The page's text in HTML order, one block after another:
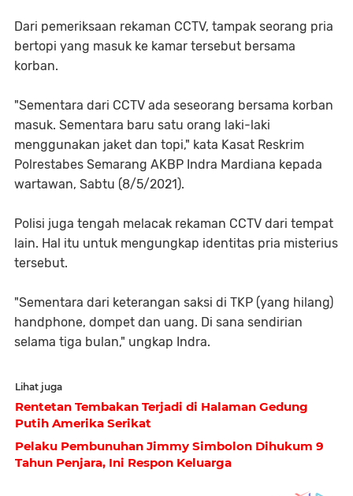
Dari pemeriksaan rekaman CCTV, tampak seorang pria
bertopi yang masuk ke kamar tersebut bersama
korban.
"Sementara dari CCTV ada seseorang bersama korban
masuk. Sementara baru satu orang laki-laki
menggunakan jaket dan topi," kata Kasat Reskrim
Polrestabes Semarang AKBP Indra Mardiana kepada
wartawan, Sabtu (8/5/2021).
Polisi juga tengah melacak rekaman CCTV dari tempat
lain. Hal itu untuk mengungkap identitas pria misterius
tersebut.
"Sementara dari keterangan saksi di TKP (yang hilang)
handphone, dompet dan uang. Di sana sendirian
selama tiga bulan," ungkap Indra.
Lihat juga
Rentetan Tembakan Terjadi di Halaman Gedung
Putih Amerika Serikat
Pelaku Pembunuhan Jimmy Simbolon Dihukum 9
Tahun Penjara, Ini Respon Keluarga